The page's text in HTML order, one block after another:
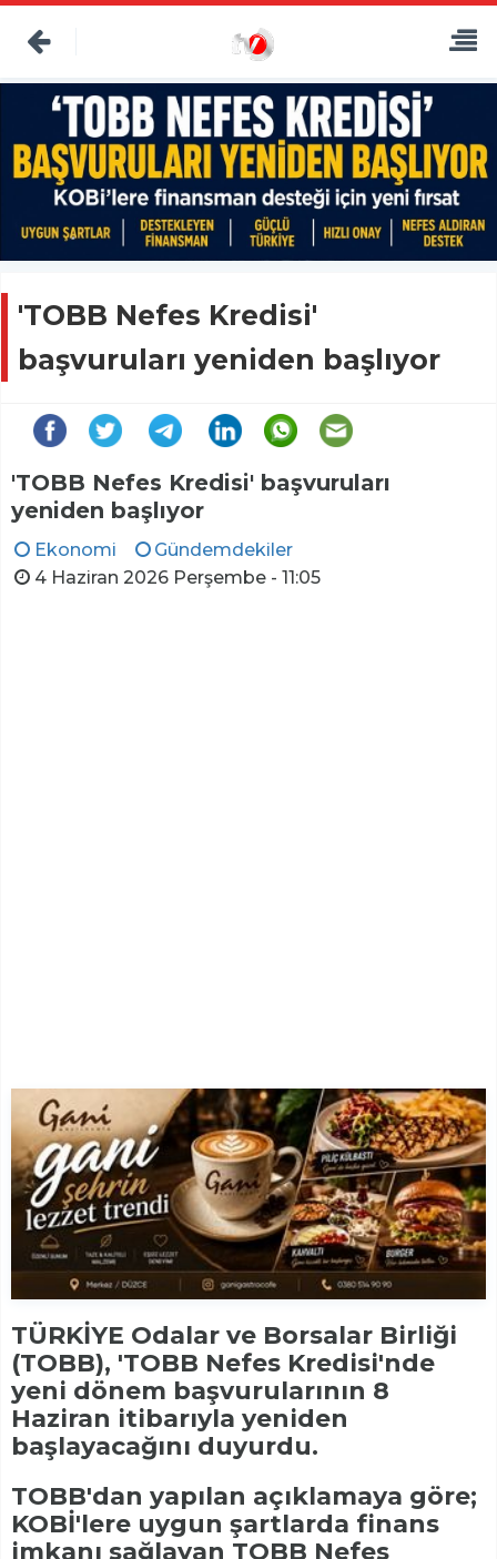
'TOBB Nefes Kredisi'
başvuruları yeniden başlıyor
'TOBB Nefes Kredisi' başvuruları
yeniden başlıyor
Ekonomi
Gündemdekiler
4 Haziran 2026 Perşembe - 11:05
TÜRKİYE Odalar ve Borsalar Birliği
(TOBB), 'TOBB Nefes Kredisi'nde
yeni dönem başvurularının 8
Haziran itibarıyla yeniden
başlayacağını duyurdu.
TOBB'dan yapılan açıklamaya göre;
KOBİ'lere uygun şartlarda finans
imkanı sağlayan TOBB Nefes